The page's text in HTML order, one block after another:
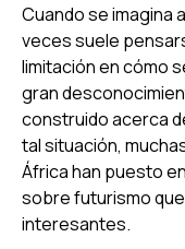
Cuando se imagina
veces suele
limitación en cómo
gran
construido acerca
tal situación,
África han puesto
sobre futurismo
interesantes.